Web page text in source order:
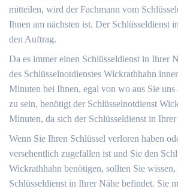
mitteilen, wird der Fachmann vom
Ihnen am nächsten ist. Der Schlüsseldienst
den Auftrag.
Da es immer einen Schlüsseldienst in Ihrer
des Schlüsselnotdienstes Wickrathhahn
Minuten bei Ihnen, egal von wo aus Sie uns
zu sein, benötigt der Schlüsselnotdienst
Minuten, da sich der Schlüsseldienst in
Wenn Sie Ihren Schlüssel verloren haben
versehentlich zugefallen ist und Sie den
Wickrathhahn benötigen, sollten Sie wissen,
Schlüsseldienst in Ihrer Nähe befindet. Sie